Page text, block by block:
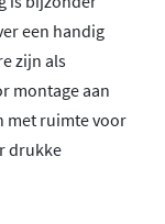
een handig
zijn als
montage aan
met ruimte voor
drukke